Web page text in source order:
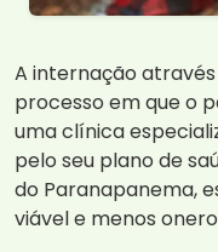
A internação
processo em que o
uma clínica
pelo seu plano de
do Paranapanema,
viável e menos